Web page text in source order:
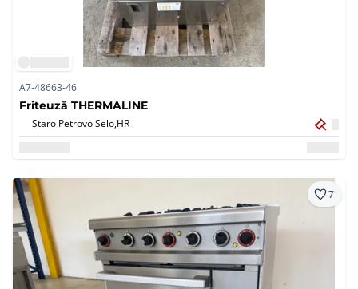
A7-48663-46
Friteuză THERMALINE
Staro Petrovo Selo,HR
7